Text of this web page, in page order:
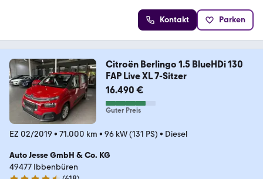
Kontakt Parken
Citroën Berlingo 1.5 BlueHDi 130
FAP Live XL 7-Sitzer
16.490 €
Guter Preis
EZ 02/2019 • 71.000 km • 96 kW (131 PS) • Diesel
Auto Jesse GmbH & Co. KG
49477 Ibbenbüren